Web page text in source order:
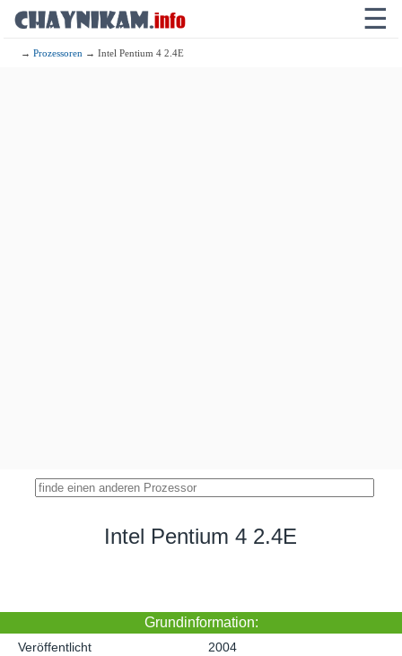
☰
→Prozessoren → Intel Pentium 4 2.4E
Intel Pentium 4 2.4E
Grundinformation:
Veröffentlicht
2004